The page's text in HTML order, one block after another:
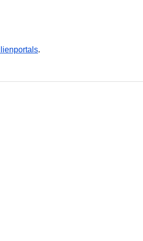
.